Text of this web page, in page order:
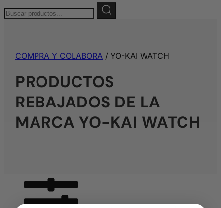
Buscar:
COMPRA Y COLABORA / YO-KAI WATCH
PRODUCTOS
REBAJADOS DE LA
MARCA YO-KAI WATCH